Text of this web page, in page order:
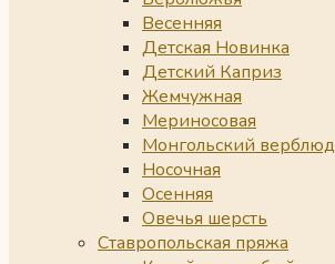
Весенняя
Детская Новинка
Детский Каприз
Жемчужная
Мериносовая
Монгольский верблюд
Носочная
Осенняя
Овечья шерсть
Ставропольская пряжа